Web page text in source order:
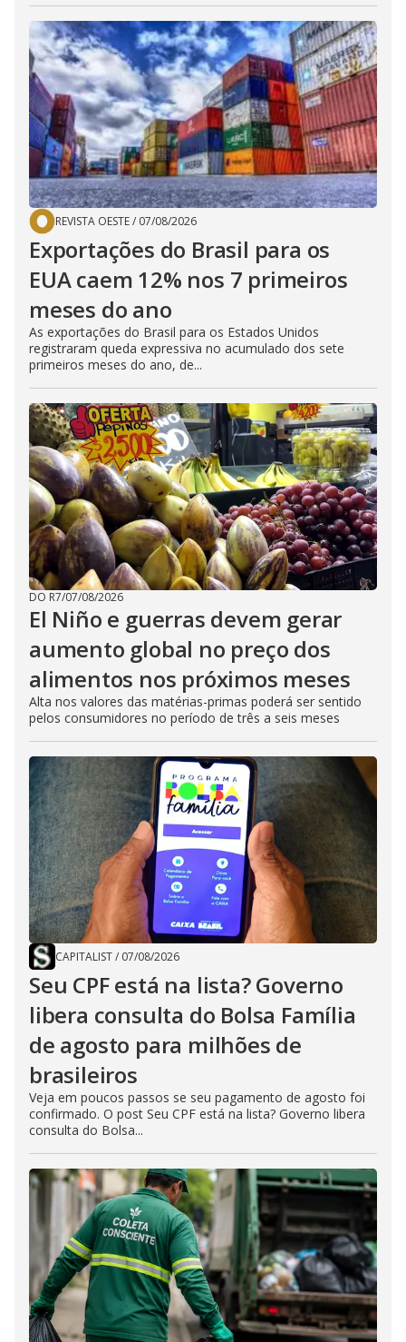
REVISTA OESTE/ 07/08/2026
Exportações do Brasil para os
EUA caem 12% nos 7 primeiros
meses do ano
As exportações do Brasil para os Estados Unidos
registraram queda expressiva no acumulado dos sete
primeiros meses do ano, de...
DO R7/07/08/2026
El Niño e guerras devem gerar
aumento global no preço dos
alimentos nos próximos meses
Alta nos valores das matérias-primas poderá ser sentido
pelos consumidores no período de três a seis meses
CAPITALIST/ 07/08/2026
Seu CPF está na lista? Governo
libera consulta do Bolsa Família
de agosto para milhões de
brasileiros
Veja em poucos passos se seu pagamento de agosto foi
confirmado. O post Seu CPF está na lista? Governo libera
consulta do Bolsa...